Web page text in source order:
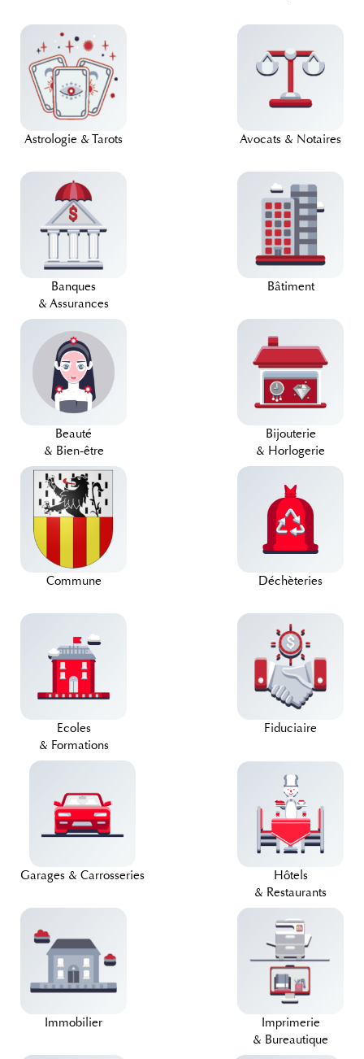
Astrologie & Tarots Avocats & Notaires
Banques
& Assurances
Bâtiment
Beauté
& Bien-être
Bijouterie
& Horlogerie
Commune Déchèteries
Ecoles
& Formations
Fiduciaire
Garages & Carrosseries
Hôtels
& Restaurants
Immobilier
Imprimerie
& Bureautique